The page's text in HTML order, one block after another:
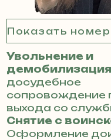
Увольнение и
досудебное
сопровождение
выхода со
Снятие с
Оформление